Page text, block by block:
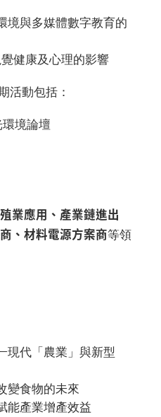
境與多媒體數字教育的
健康及心理的影響
活動包括：
空間光環境論壇
業應用、產業鏈進出
、材料電源方案商等領
現代「農業」與新型
變食物的未來
能產業增產效益